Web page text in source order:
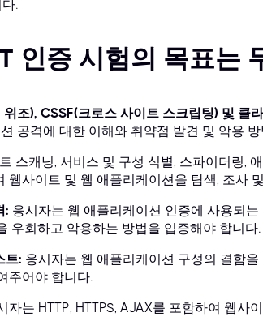
.
인증 시험의 목표는
조), CSSF(크로스 사이트 스크립팅) 및 클
공격에 대한 이해와 취약점 발견 및 악용
스캐닝, 서비스 및 구성 식별, 스파이더링,
웹사이트 및 웹 애플리케이션을 탐색, 조사
: 응시자는 웹 애플리케이션 인증에 사용되
우회하고 악용하는 방법을 입증해야 합니다.
트: 응시자는 웹 애플리케이션 구성의 결함
주어야 합니다.
자는 HTTP, HTTPS, AJAX를 포함하여 웹사